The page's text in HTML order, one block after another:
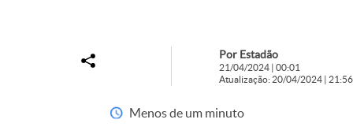
Por Estadão
21/04/2024 | 00:01
Atualização: 20/04/2024 | 21:56
Menos de um minuto